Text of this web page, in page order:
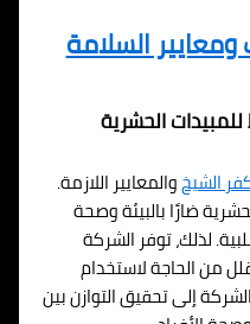
السلامة
للمبيدات الحشرية
الشيخوالمعايير اللازمة.
ضارًا بالبيئة وصحة
لذلك، توفر الشركة
من الحاجة لاستخدام
إلى تحقيق التوازن بين